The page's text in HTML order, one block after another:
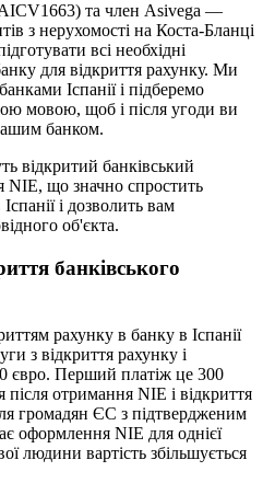
та член Asivega —
з нерухомості на Коста-Бланці
всі необхідні
для відкриття рахунку. Ми
Іспанії і підберемо
мовою, щоб і після угоди ви
банком.
відкритий банківський
NIE, що значно спростить
і дозволить вам
об'єкта.
банківського
рахунку в банку в Іспанії
з відкриття рахунку і
євро. Перший платіж це 300
отримання NIE і відкриття
громадян ЄС з підтвердженим
оформлення NIE для однієї
людини вартість збільшується